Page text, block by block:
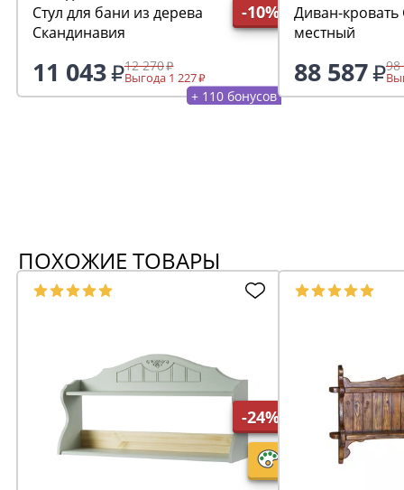
-10%
Стул для бани из дерева
Скандинавия
11 043 12 270
Выгода 1 227
+ 110 бонусов
Диван-кровать
местный
88 587 98
ПОХОЖИЕ ТОВАРЫ
-24%